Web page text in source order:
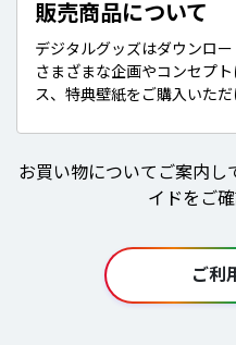
販売商品について
デジタルグッズはダウンロー
さまざまな企画やコンセプ
ス、特典壁紙をご購入いただ
お買い物についてご案内し
イドをご確
ご利